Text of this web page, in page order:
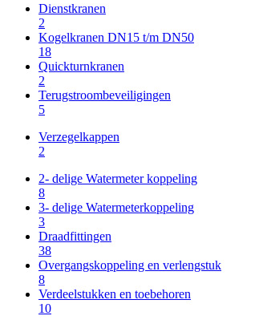
Dienstkranen
2
Kogelkranen DN15 t/m DN50
18
Quickturnkranen
2
Terugstroombeveiligingen
5
Verzegelkappen
2
2- delige Watermeter koppeling
8
3- delige Watermeterkoppeling
3
Draadfittingen
38
Overgangskoppeling en verlengstuk
8
Verdeelstukken en toebehoren
10